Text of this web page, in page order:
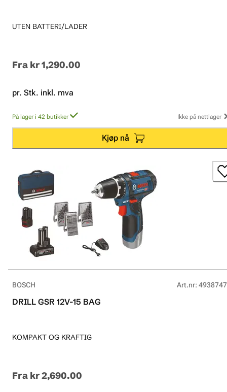
UTEN BATTERI/LADER
Fra kr 1,290.00
pr. Stk. inkl. mva
På lager i 42 butikker Ikke på nettlager
Kjøp nå
BOSCH Art.nr:
DRILL GSR 12V-15 BAG
KOMPAKT OG KRAFTIG
Fra kr 2,690.00